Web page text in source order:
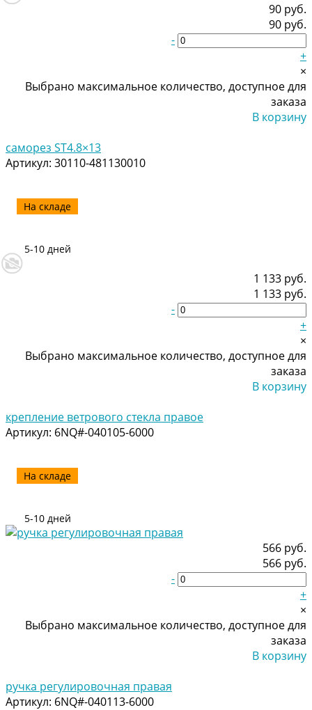
1 133 руб.
1 133 руб.
-
+
×
Выбрано максимальное количество, доступное для
заказа
В корзину
крепление ветрового стекла правое
Артикул: 6NQ#-040105-6000
На складе
5-10 дней
566 руб.
566 руб.
-
+
×
Выбрано максимальное количество, доступное для
заказа
В корзину
ручка регулировочная правая
Артикул: 6NQ#-040113-6000
90 руб.
90 руб.
-
+
×
Выбрано максимальное количество, доступное для
заказа
В корзину
саморез ST4.8×13
Артикул: 30110-481130010
На складе
5-10 дней